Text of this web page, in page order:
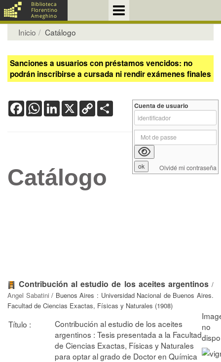
Inicio Catálogo
Sanciones a usuarios con préstamos vencidos: no
podrán inscribirse a cursada ni rendir exámenes finales
FacebookWhatsApp
LinkedIn
X Copy
Link
Catálogo
Contribución al estudio de los aceites argentinos/
Angel Sabatini / Buenos Aires : Universidad Nacional de Buenos Aires.
Facultad de Ciencias Exactas, Físicas y Naturales (1908)
Título :
Contribución al estudio de los aceites
argentinos : Tesis presentada a la Facultad
de Ciencias Exactas, Físicas y Naturales
para optar al grado de Doctor en Química
Cuenta de usuario
Olvidé mi contraseña